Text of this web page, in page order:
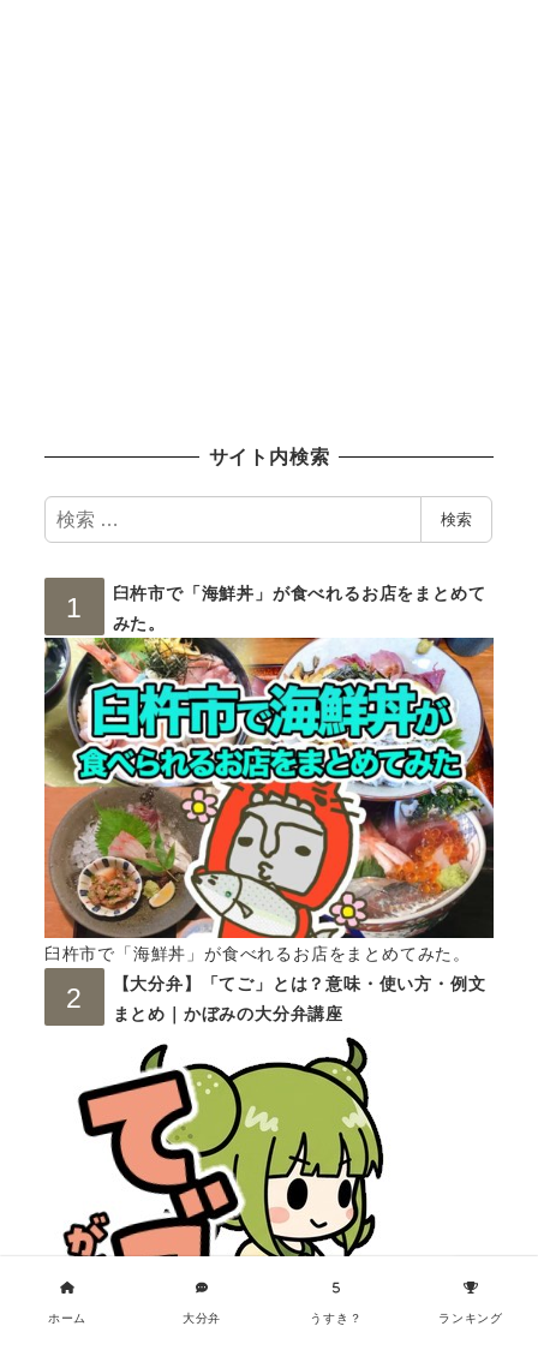
サイト内検索
検
索
検索
臼杵市で「海鮮丼」が食べれるお店をまとめて
みた。
臼杵市で「海鮮丼」が食べれるお店をまとめてみた。
【大分弁】「てご」とは？意味・使い方・例文
まとめ｜かぼみの大分弁講座
ホーム 大分弁 うすき？ ランキング